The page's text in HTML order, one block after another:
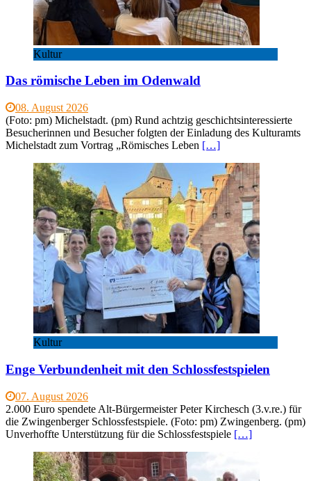
Kultur
Das römische Leben im Odenwald
08. August 2026
(Foto: pm) Michelstadt. (pm) Rund achtzig geschichtsinteressierte
Besucherinnen und Besucher folgten der Einladung des Kulturamts
Michelstadt zum Vortrag „Römisches Leben […]
Kultur
Enge Verbundenheit mit den Schlossfestspielen
07. August 2026
2.000 Euro spendete Alt-Bürgermeister Peter Kirchesch (3.v.re.) für
die Zwingenberger Schlossfestspiele. (Foto: pm) Zwingenberg. (pm)
Unverhoffte Unterstützung für die Schlossfestspiele […]